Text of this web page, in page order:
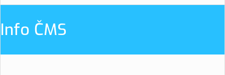
Info ČMS